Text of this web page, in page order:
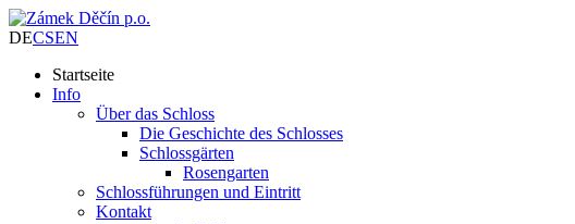
DECSEN
Startseite
Info
Über das Schloss
Die Geschichte des Schlosses
Schlossgärten
Rosengarten
Schlossführungen und Eintritt
Kontakt